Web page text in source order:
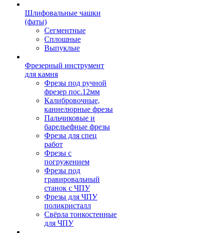
Шлифовальные чашки
(фаты)
Сегментные
Сплошные
Выпуклые
Фрезерный инструмент
для камня
Фрезы под ручной
фрезер пос.12мм
Калибровочные,
каннелюрные фрезы
Пальчиковые и
барельефные фрезы
Фрезы для спец
работ
Фрезы с
погружением
Фрезы под
гравировальный
станок с ЧПУ
Фрезы для ЧПУ
поликристалл
Свёрла тонкостенные
для ЧПУ